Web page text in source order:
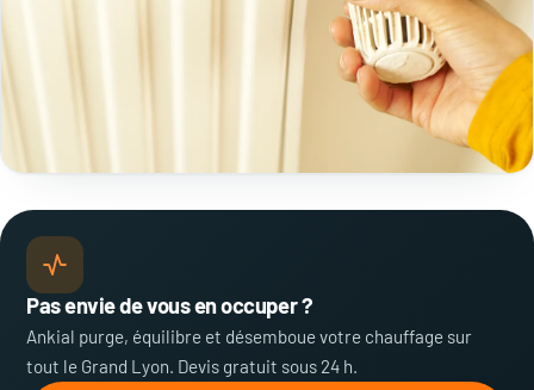
Pas envie de vous en occuper ?
Ankial purge, équilibre et désemboue votre chauffage sur
tout le Grand Lyon. Devis gratuit sous 24 h.